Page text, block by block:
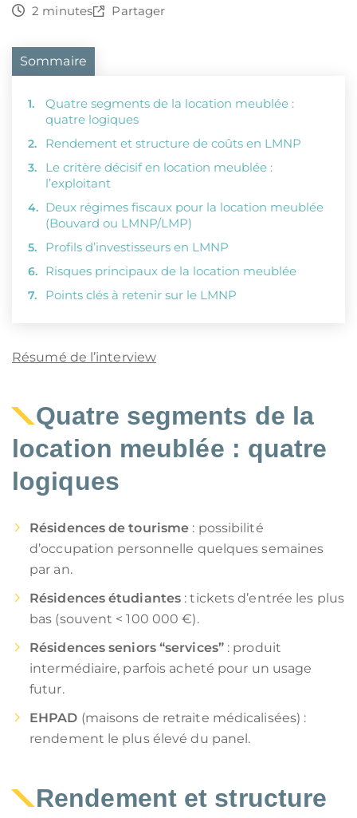
2 minutes Partager
Sommaire
Quatre segments de la location meublée :
quatre logiques
Rendement et structure de coûts en LMNP
Le critère décisif en location meublée :
l’exploitant
Deux régimes fiscaux pour la location meublée
(Bouvard ou LMNP/LMP)
Profils d’investisseurs en LMNP
Risques principaux de la location meublée
Points clés à retenir sur le LMNP
Résumé de l’interview
Quatre segments de la
location meublée : quatre
logiques
Résidences de tourisme : possibilité
d’occupation personnelle quelques semaines
par an.
Résidences étudiantes : tickets d’entrée les plus
bas (souvent < 100 000 €).
Résidences seniors “services”: produit
intermédiaire, parfois acheté pour un usage
futur.
EHPAD (maisons de retraite médicalisées) :
rendement le plus élevé du panel.
Rendement et structure